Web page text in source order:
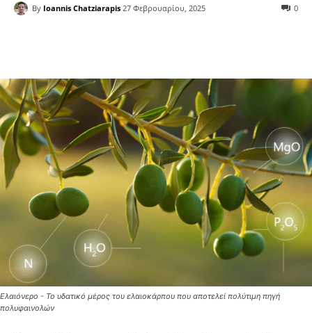
By Ioannis Chatziarapis 27 Φεβρουαρίου, 2025 0
Ελαιόνερο - Το υδατικό μέρος του ελαιοκάρπου που αποτελεί πολύτιμη πηγή
πολυφαινολών